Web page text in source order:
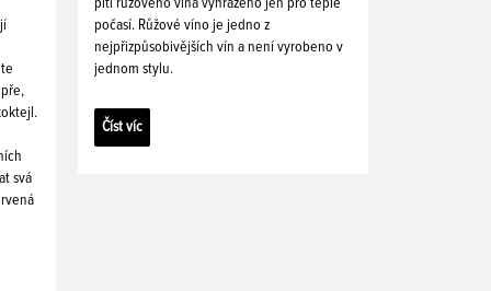
svá
počasí. Růžové víno je jedno z
nejpřizpůsobivějších vín a není vyrobeno v
jednom stylu.
Číst víc